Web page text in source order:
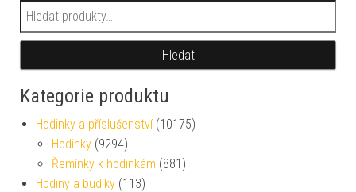
Hledat:
Hledat
Kategorie produktu
Hodinky a příslušenství (10175)
Hodinky (9294)
Řemínky k hodinkám (881)
Hodiny a budíky (113)